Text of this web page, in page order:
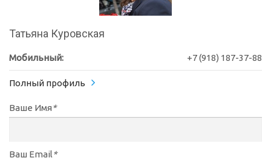
Татьяна Куровская
Мобильный: +7 (918) 187-37-88
Полный профиль
Ваше Имя*
Ваш Email*